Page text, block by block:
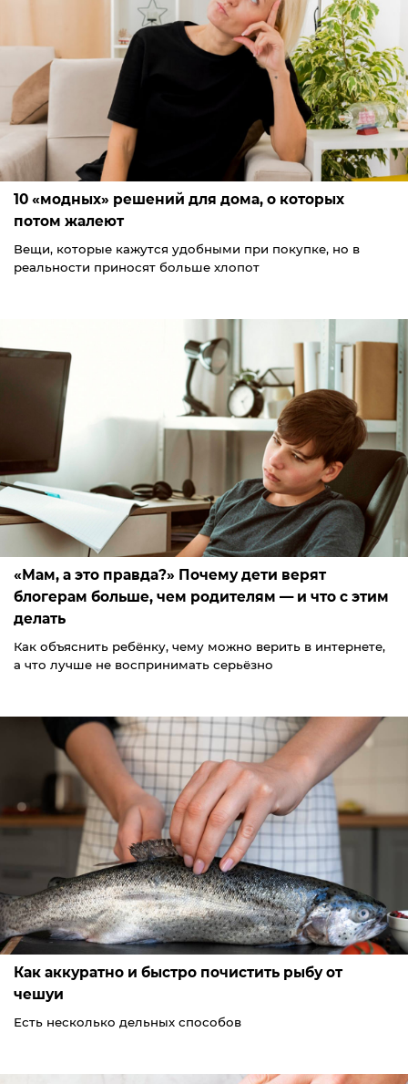
10 «модных» решений для дома, о которых
потом жалеют
Вещи, которые кажутся удобными при покупке, но в
реальности приносят больше хлопот
«Мам, а это правда?» Почему дети верят
блогерам больше, чем родителям — и что с этим
делать
Как объяснить ребёнку, чему можно верить в интернете,
а что лучше не воспринимать серьёзно
Как аккуратно и быстро почистить рыбу от
чешуи
Есть несколько дельных способов